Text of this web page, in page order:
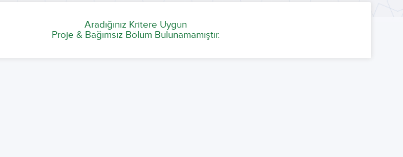
Aradığınız Kritere Uygun
Proje & Bağımsız Bölüm Bulunamamıştır.